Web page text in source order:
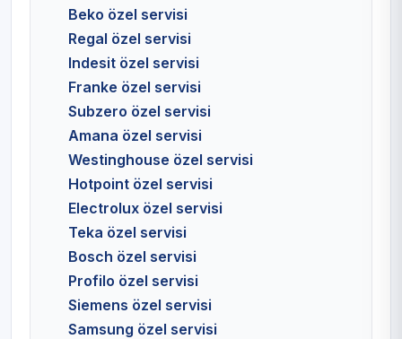
Beko özel servisi
Regal özel servisi
Indesit özel servisi
Franke özel servisi
Subzero özel servisi
Amana özel servisi
Westinghouse özel servisi
Hotpoint özel servisi
Electrolux özel servisi
Teka özel servisi
Bosch özel servisi
Profilo özel servisi
Siemens özel servisi
Samsung özel servisi